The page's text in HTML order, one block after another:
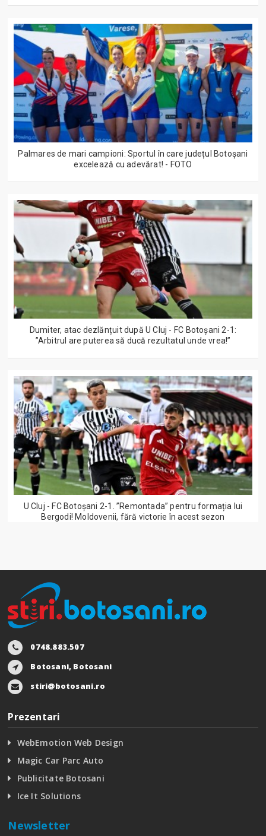
Palmares de mari campioni: Sportul în care județul Botoșani
excelează cu adevărat! - FOTO
Dumiter, atac dezlănțuit după U Cluj - FC Botoșani 2-1:
”Arbitrul are puterea să ducă rezultatul unde vrea!”
U Cluj - FC Botoșani 2-1. ”Remontada” pentru formația lui
Bergodi! Moldovenii, fără victorie în acest sezon
0748.883.507
Botosani, Botosani
stiri@botosani.ro
Prezentari
WebEmotion Web Design
Magic Car Parc Auto
Publicitate Botosani
Ice It Solutions
Newsletter